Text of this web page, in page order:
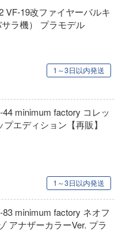
VF-19改ファイヤーバルキ
ラ機） プラモデル
1～3日以内発送
minimum factory コレッ
エディション【再販】
1～3日以内発送
minimum factory ネオフ
アナザーカラーVer. プラ
ボトムズ
替え人形(ビスク・ドール)は恋を
・イン・ザ・フランキス
カンシリーズ
ロンパシリーズ
ン
の成り上がり
ック
ースワン(インターアライド)
アルド(ビーバーコーポレーション)
ーバーコーポレーション)
ールモデルズ(ビーバーコーポレー
ーバーコーポレーション)